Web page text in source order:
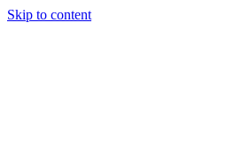
Skip to content